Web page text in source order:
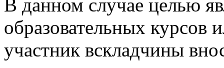
В данном случае целью
образовательных курсов
участник вскладчины